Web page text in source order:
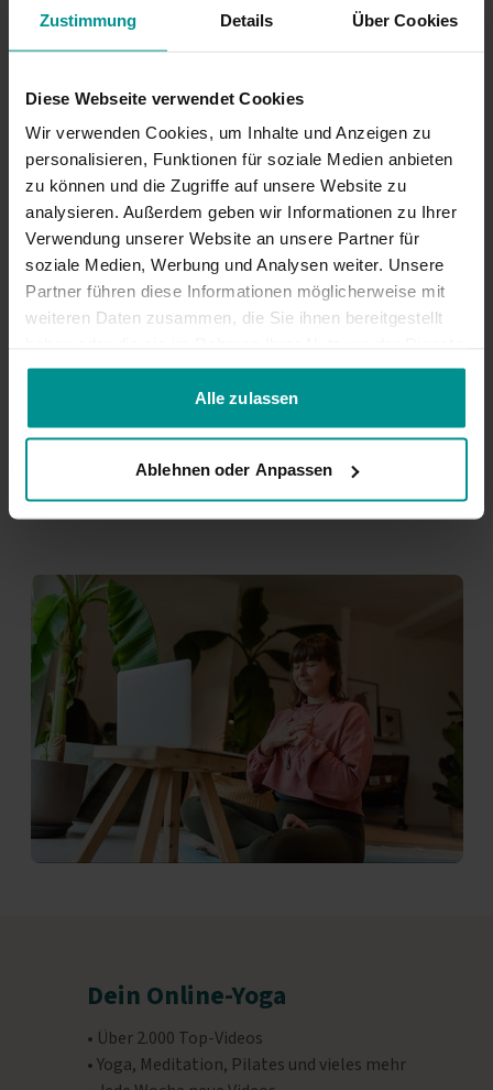
Zustimmung Details Über Cookies
Diese Webseite verwendet Cookies
Wir verwenden Cookies, um Inhalte und Anzeigen zu
personalisieren, Funktionen für soziale Medien anbieten
zu können und die Zugriffe auf unsere Website zu
analysieren. Außerdem geben wir Informationen zu Ihrer
Verwendung unserer Website an unsere Partner für
soziale Medien, Werbung und Analysen weiter. Unsere
Partner führen diese Informationen möglicherweise mit
weiteren Daten zusammen, die Sie ihnen bereitgestellt
gesammelt haben.
Alle zulassen
Ablehnen oder Anpassen
Community üben.
Die beliebtesten Yogastile
Von Anusara bis Yin Yoga: Wähle aus mehr als zehn
Yogastilen das Passende für dich.
Alles was du brauchst
• Yogavideos für dein Level
• Yoga für deinen Alltag
Dein Online-Yoga
• Über 2.000 Top-Videos
• Yoga, Meditation, Pilates und vieles mehr